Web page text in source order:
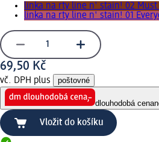
linka na rty line n' stain! 02 Must
linka na rty line n' stain! 01
69,50 Kč
vč. DPH plus poštovné
dlouhodobá cena
Vložit do košíku